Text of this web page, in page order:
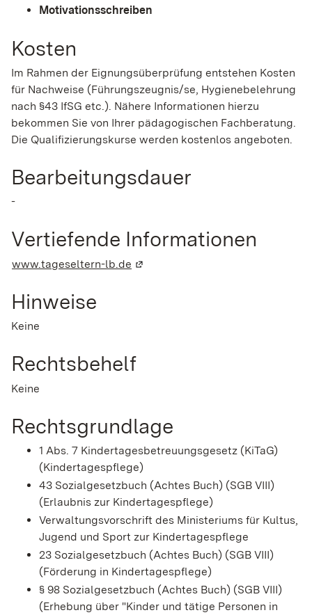
Motivationsschreiben
Kosten
Im Rahmen der Eignungsüberprüfung entstehen Kosten
für Nachweise (Führungszeugnis/se, Hygienebelehrung
nach §43 IfSG etc.). Nähere Informationen hierzu
bekommen Sie von Ihrer pädagogischen Fachberatung.
Die Qualifizierungskurse werden kostenlos angeboten.
Bearbeitungsdauer
-
Vertiefende Informationen
www.tageseltern-lb.de (Wird in einem neuen Fenster
Hinweise
Keine
Rechtsbehelf
Keine
Rechtsgrundlage
1 Abs. 7 Kindertagesbetreuungsgesetz (KiTaG)
(Kindertagespflege)
43 Sozialgesetzbuch (Achtes Buch) (SGB VIII)
(Erlaubnis zur Kindertagespflege)
Verwaltungsvorschrift des Ministeriums für Kultus,
Jugend und Sport zur Kindertagespflege
23 Sozialgesetzbuch (Achtes Buch) (SGB VIII)
(Förderung in Kindertagespflege)
§ 98 Sozialgesetzbuch (Achtes Buch) (SGB VIII)
(Erhebung über "Kinder und tätige Personen in